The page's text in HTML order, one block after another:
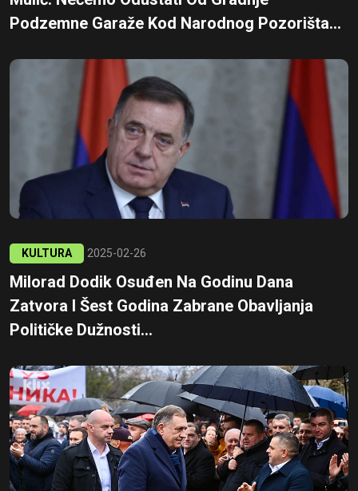
Podzemne Garaže Kod Narodnog Pozorišta...
KULTURA 2025-02-26
Milorad Dodik Osuđen Na Godinu Dana
Zatvora I Šest Godina Zabrane Obavljanja
Političke Dužnosti...